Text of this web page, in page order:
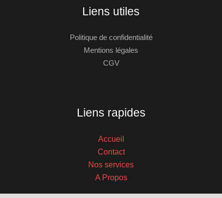
Liens utiles
Politique de confidentialité
Mentions légales
CGV
Liens rapides
Accueil
Contact
Nos services
A Propos